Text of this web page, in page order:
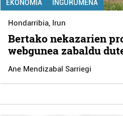
EKONOMIA INGURUMENA
Hondarribia, Irun
Bertako nekazarien
webgunea zabaldu
Ane Mendizabal Sarriegi